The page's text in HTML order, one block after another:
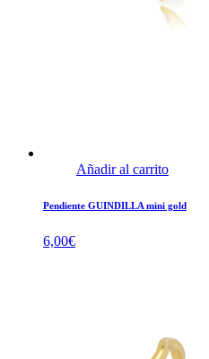
Añadir al carrito
Pendiente GUINDILLA mini gold
6,00€